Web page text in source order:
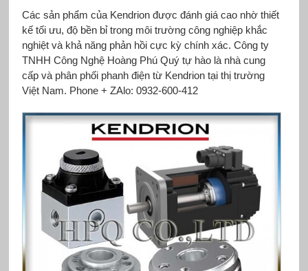
Các sản phẩm của Kendrion được đánh giá cao nhờ thiết
kế tối ưu, độ bền bỉ trong môi trường công nghiệp khắc
nghiệt và khả năng phản hồi cực kỳ chính xác. Công ty
TNHH Công Nghệ Hoàng Phú Quý tự hào là nhà cung
cấp và phân phối phanh điện từ Kendrion tại thị trường
Việt Nam. Phone + ZAlo: 0932-600-412